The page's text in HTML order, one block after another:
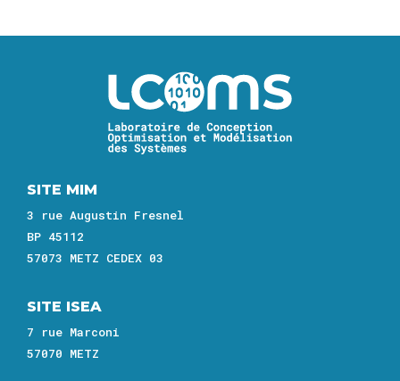
SITE MIM
3 rue Augustin Fresnel
BP 45112
57073 METZ CEDEX 03
SITE ISEA
7 rue Marconi
57070 METZ